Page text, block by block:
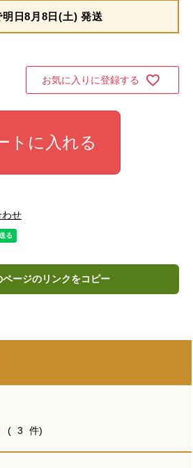
明日8月8日(土) 発送
お気に入りに登録する
トに入れる
わせ
ページのリンクをコピー
3